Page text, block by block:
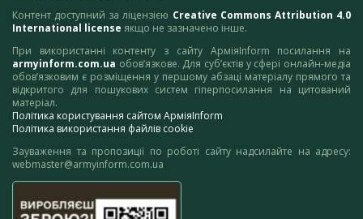
Контент доступний за ліцензією Creative Commons Attribution 4.0
International license якщо не зазначено інше.
При використанні контенту з сайту АрміяInform посилання на
armyinform.com.ua обов’язкове. Для суб’єктів у сфері онлайн-медіа
обов’язковим є розміщення у першому абзаці матеріалу прямого та
відкритого для пошукових систем гіперпосилання на цитований
матеріал.
Політика користування сайтом АрміяInform
Політика використання файлів cookie
Зауваження та пропозиції по роботі сайту надсилайте на адресу:
webmaster@armyinform.com.ua